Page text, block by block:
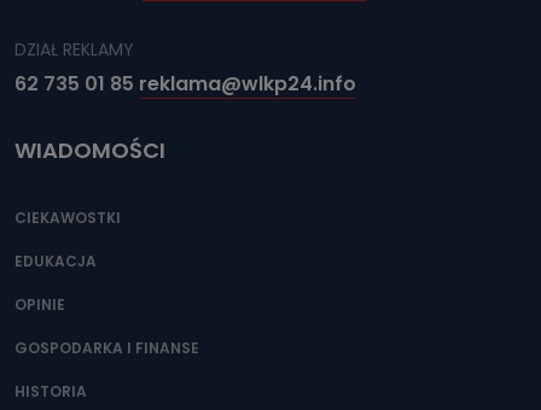
DZIAŁ REKLAMY
62 735 01 85 reklama@wlkp24.info
WIADOMOŚCI
CIEKAWOSTKI
EDUKACJA
OPINIE
GOSPODARKA I FINANSE
HISTORIA